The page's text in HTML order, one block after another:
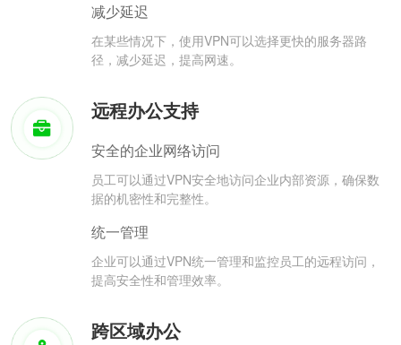
减少延迟
在某些情况下，使用VPN可以选择更快的服务器路
径，减少延迟，提高网速。
远程办公支持
安全的企业网络访问
员工可以通过VPN安全地访问企业内部资源，确保数
据的机密性和完整性。
统一管理
企业可以通过VPN统一管理和监控员工的远程访问，
提高安全性和管理效率。
跨区域办公